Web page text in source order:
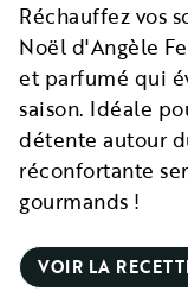
Réchauffez vos
Noël d'Angèle
et parfumé qui
saison. Idéale
détente autour
réconfortante
gourmands !
VOIR LA